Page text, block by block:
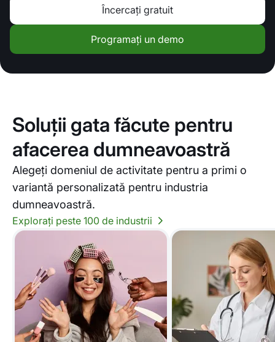
Încercați gratuit
Programați un demo
Soluții gata făcute pentru
afacerea dumneavoastră
Alegeți domeniul de activitate pentru a primi o
variantă personalizată pentru industria
dumneavoastră.
Explorați peste 100 de industrii